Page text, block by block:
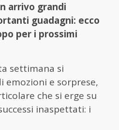
arrivo grandi
guadagni: ecco
per i prossimi
settimana si
emozioni e sorprese,
che si erge su
inaspettati: i